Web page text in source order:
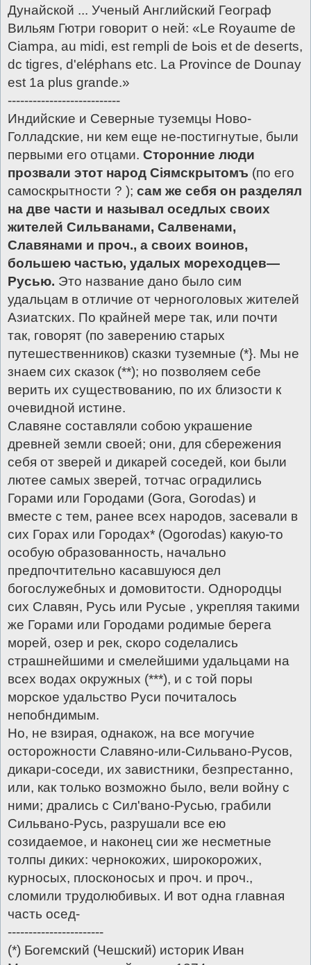
Дунайской ... Ученый Английский Географ
Вильям Гютри говорит о ней: «Lе Rоуaumе dе
Сiamра, аu midi, еst гemрli dе Ьоis еt dе dеsегts,
dс tigгes, d'eléphans etc. Lа Рrovince dе Dounay
est 1а рlus grande.»
---------------------------
Индийские и Северные туземцы Ново-
Голладские, ни кем еще не-постигнутые, были
первыми его отцами. Сторонние люди
прозвали этот народ Сiямскрытомъ (по его
самоскрытности ? ); сам же себя он разделял
на две части и называл оседлых своих
жителей Сильванами, Салвенами,
Славянами и проч., а своих воинов,
большею частью, удалых мореходцев—
Русью. Это название дано было сим
удальцам в отличие от черноголовых жителей
Азиатских. По крайней мере так, или почти
так, говорят (по заверению старых
путешественников) сказки туземные (*}. Мы не
знаем сих сказок (**); но позволяем себе
верить их существованию, по их близости к
очевидной истине.
Славяне составляли собою украшение
древней земли своей; они, для сбережения
себя от зверей и дикарей соседей, кои были
лютее самых зверей, тотчас оградились
Горами или Городами (Gоrа, Gоrоdаs) и
вместе с тем, ранее всех народов, засевали в
сих Горах или Городах* (Оgоrоdаs) какую-то
особую образованность, начально
предпочтительно касавшуюся дел
богослужебных и домовитости. Однородцы
сих Славян, Русь или Русые , укрепляя такими
же Горами или Городами родимые берега
морей, озер и рек, скоро соделались
страшнейшими и смелейшими удальцами на
всех водах окружных (***), и с той поры
морское удальство Руси почиталось
непобндимым.
Но, не взирая, однакож, на все могучие
осторожности Славяно-или-Сильвано-Русов,
дикари-соседи, их завистники, безпрестанно,
или, как только возможно было, вели войну с
ними; дрались с Сил'вано-Русью, грабили
Сильвано-Русь, разрушали все ею
созидаемое, и наконец сии же несметные
толпы диких: чернокожих, широкорожих,
курносых, плосконосых и проч. и проч.,
сломили трудолюбивых. И вот одна главная
часть осед-
-----------------------
(*) Богемский (Чешский) историк Иван